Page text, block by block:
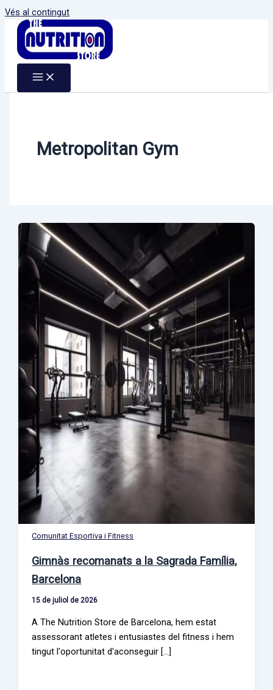
Vés al contingut
Metropolitan Gym
Comunitat Esportiva i Fitness
Gimnàs recomanats a la Sagrada Família,
Barcelona
15 de juliol de 2026
A The Nutrition Store de Barcelona, hem estat
assessorant atletes i entusiastes del fitness i hem
tingut l'oportunitat d'aconseguir […]